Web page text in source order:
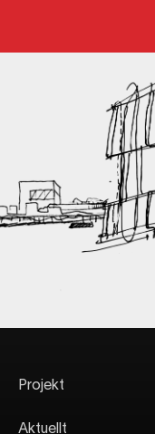
Projekt
Aktuellt